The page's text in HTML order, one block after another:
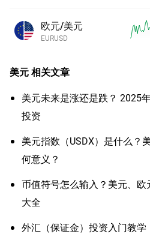
欧元/美元
EURUSD
美元相关文章
美元未来是涨还是跌？ 2025
投资
美元指数（USDX）是什么？
何意义？
币值符号怎么输入？美元、
大全
外汇（保证金）投资入门教